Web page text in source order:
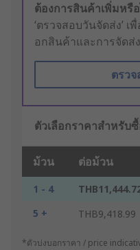
ต้องการสินค้าเพิ่มหรื
‘ตรวจสอบวันจัดส่ง’
อกสินค้าและการจัดส่ง
ตรว
ตัวเลือกราคาสำหรับ
ม้วน ต่อม้วน
1 - 4
5 +
THB9,418.99
*ตัวบ่งบอกราคา / price